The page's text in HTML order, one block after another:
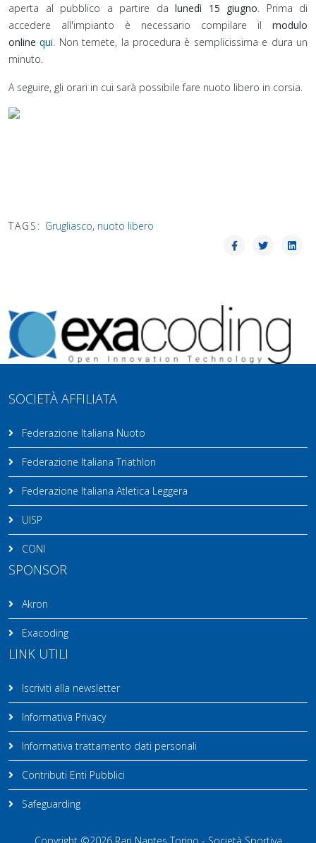
aperta
al pubblico a partire da lunedì 15 giugno. Prima di
accedere all'impianto è necessario compilare il modulo
online qui. Non temete, la procedura è semplicissima e dura un
minuto.
A seguire, gli orari in cui sarà possibile fare nuoto libero in corsia.
TAGS: Grugliasco, nuoto libero
SOCIETÀ AFFILIATA
Federazione Italiana Nuoto
Federazione Italiana Triathlon
Federazione Italiana Atletica Leggera
UISP
CONI
SPONSOR
Akron
Exacoding
LINK UTILI
Iscriviti alla newsletter
Informativa Privacy
Informativa trattamento dati personali
Contributi Enti Pubblici
Safeguarding
Copyright ©2026 Rari Nantes Torino - Società Sportiva